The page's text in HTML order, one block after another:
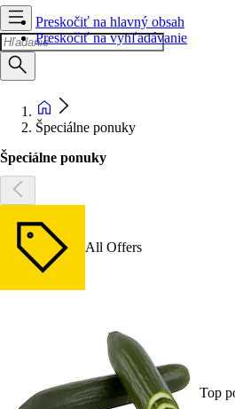
Preskočiť na hlavný obsah
Preskočiť na vyhľadávanie
Špeciálne ponuky
Špeciálne ponuky
All Offers
Top